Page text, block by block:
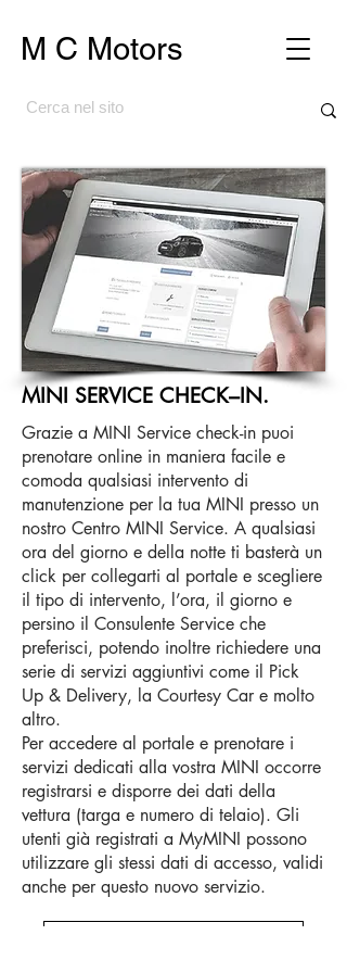
M C Motors
MINI SERVICE CHECK–IN.
Grazie a MINI Service check-in puoi
prenotare online in maniera facile e
comoda qualsiasi intervento di
manutenzione per la tua MINI presso un
nostro Centro MINI Service. A qualsiasi
ora del giorno e della notte ti basterà un
click per collegarti al portale e scegliere
il tipo di intervento, l’ora, il giorno e
persino il Consulente Service che
preferisci, potendo inoltre richiedere una
serie di servizi aggiuntivi come il Pick
Up & Delivery, la Courtesy Car e molto
altro.
Per accedere al portale e prenotare i
servizi dedicati alla vostra MINI occorre
registrarsi e disporre dei dati della
vettura (targa e numero di telaio). Gli
utenti già registrati a MyMINI possono
utilizzare gli stessi dati di accesso, validi
anche per questo nuovo servizio.